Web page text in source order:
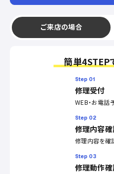
ご来店の場合
簡単4STEP
Step 01
修理受付
WEB・お電話
Step 02
修理内容確
修理内容を確
Step 03
修理動作